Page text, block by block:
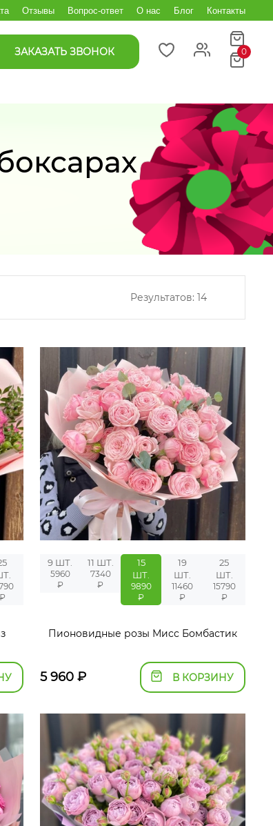
Отзывы Вопрос-ответ О нас Блог Контакты
ЗАКАЗАТЬ ЗВОНОК 0
Результатов: 14
₽
9 ШТ.
5960
₽
11 ШТ.
7340
₽
15
ШТ.
9890
₽
19
ШТ.
11460
₽
25
ШТ.
15790
₽
Пионовидные розы Мисс Бомбастик
5 960₽ В КОРЗИНУ